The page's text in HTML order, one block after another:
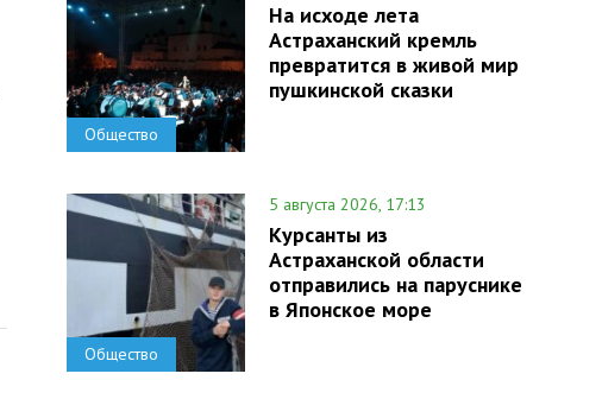
Общество
На исходе лета
Астраханский кремль
превратится в живой мир
пушкинской сказки
Общество
5 августа 2026, 17:13
Курсанты из
Астраханской области
отправились на паруснике
в Японское море